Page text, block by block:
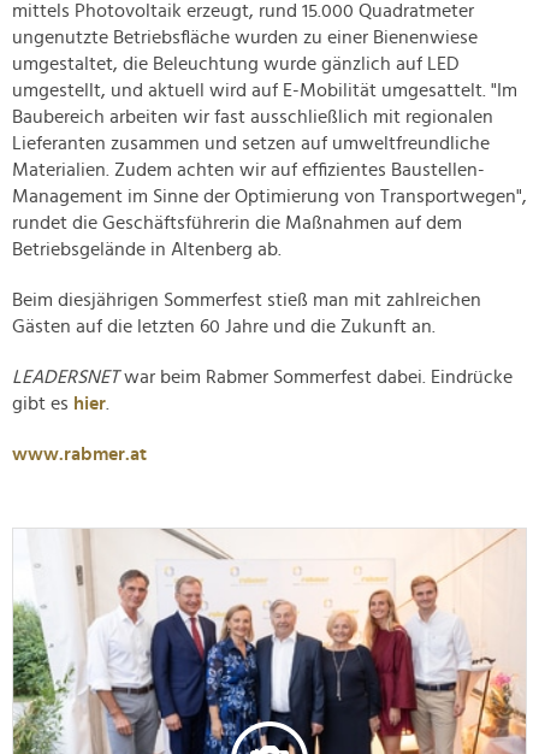
mittels Photovoltaik erzeugt, rund 15.000 Quadratmeter
ungenutzte Betriebsfläche wurden zu einer Bienenwiese
umgestaltet, die Beleuchtung wurde gänzlich auf LED
umgestellt, und aktuell wird auf E-Mobilität umgesattelt. "Im
Baubereich arbeiten wir fast ausschließlich mit regionalen
Lieferanten zusammen und setzen auf umweltfreundliche
Materialien. Zudem achten wir auf effizientes Baustellen-
Management im Sinne der Optimierung von Transportwegen",
rundet die Geschäftsführerin die Maßnahmen auf dem
Betriebsgelände in Altenberg ab.
Beim diesjährigen Sommerfest stieß man mit zahlreichen
Gästen auf die letzten 60 Jahre und die Zukunft an.
LEADERSNETwar beim Rabmer Sommerfest dabei. Eindrücke
gibt es hier
www.rabmer.at